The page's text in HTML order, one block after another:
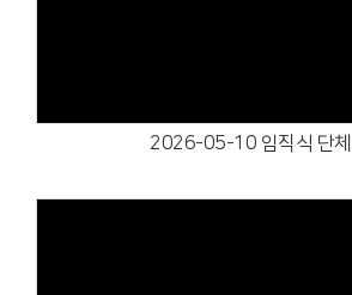
2026-05-10 임직식 단체